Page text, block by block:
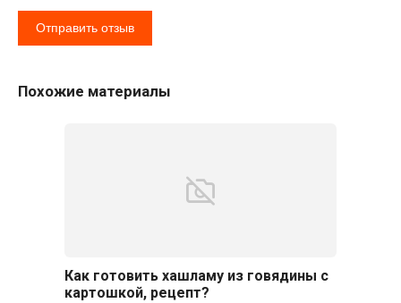
Похожие материалы
Как готовить хашламу из говядины с
картошкой, рецепт?